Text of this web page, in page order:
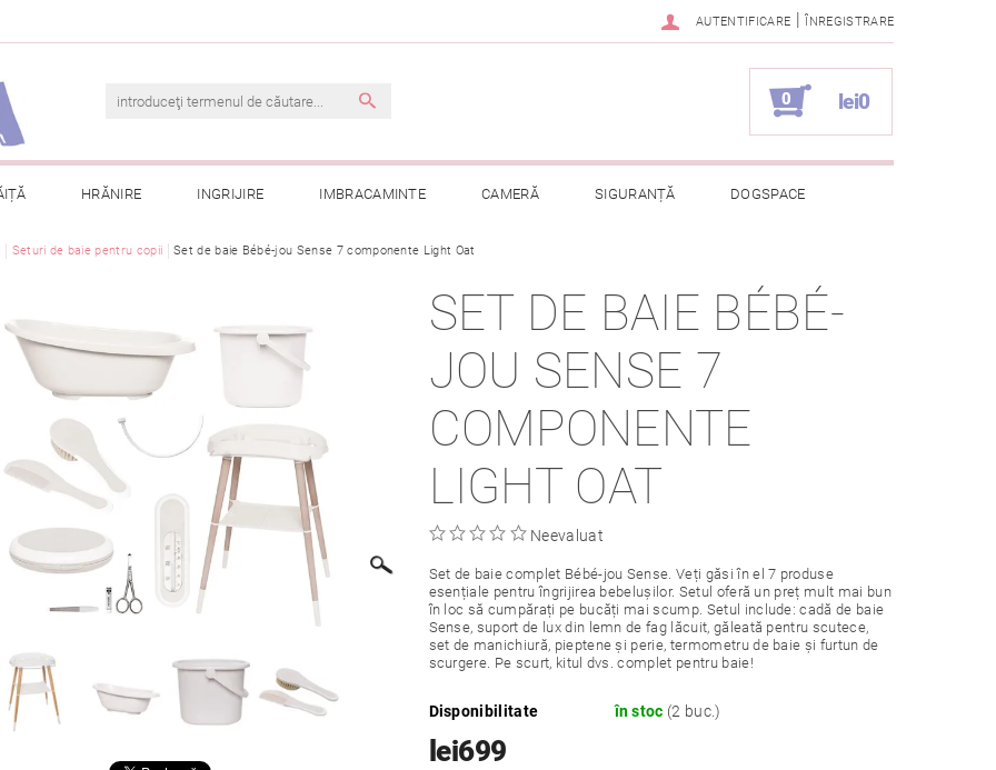
AUTENTIFICARE | ÎNREGISTRARE
0 lei0
HRĂNIRE INGRIJIRE IMBRACAMINTE CAMERĂ SIGURANȚĂ DOGSPACE
TERMENI ȘI CONDIȚII CONTACT PRELUCRAREA DATELOR CU CARACTER PERSONAL
Seturi de baie pentru copii Set de baie Bébé-jou Sense 7 componente Light Oat
SET DE BAIE BÉBÉ-
JOU SENSE 7
COMPONENTE
LIGHT OAT
Neevaluat
Set de baie complet Bébé-jou Sense. Veți găsi în el 7 produse
esențiale pentru îngrijirea bebelușilor. Setul oferă un preț mult mai bun
în loc să cumpărați pe bucăți mai scump. Setul include: cadă de baie
Sense, suport de lux din lemn de fag lăcuit, găleată pentru scutece,
set de manichiură, pieptene și perie, termometru de baie și furtun de
scurgere. Pe scurt, kitul dvs. complet pentru baie!
Disponibilitate în stoc (2 buc.)
lei699